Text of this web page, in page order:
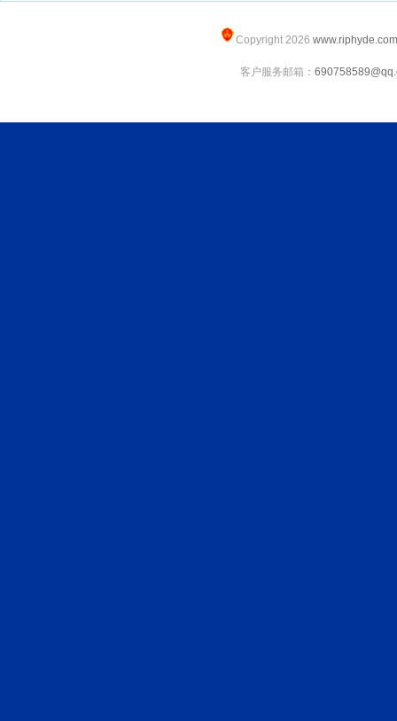
Copyright 2026 www.riphyde.com
客户服务邮箱：